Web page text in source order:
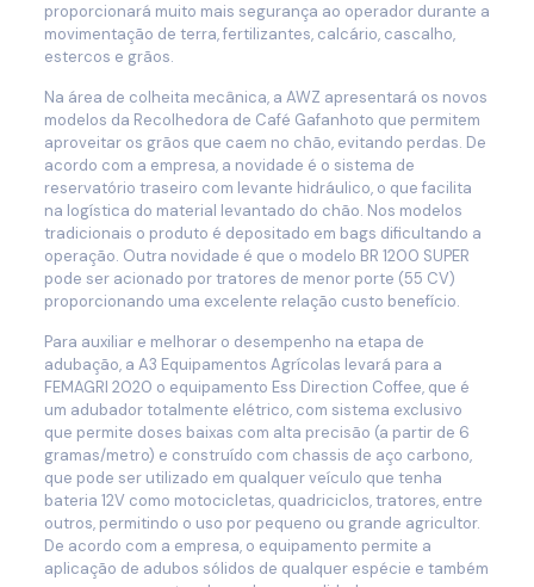
proporcionará muito mais segurança ao operador durante a
movimentação de terra, fertilizantes, calcário, cascalho,
estercos e grãos.
Na área de colheita mecânica, a AWZ apresentará os novos
modelos da Recolhedora de Café Gafanhoto que permitem
aproveitar os grãos que caem no chão, evitando perdas. De
acordo com a empresa, a novidade é o sistema de
reservatório traseiro com levante hidráulico, o que facilita
na logística do material levantado do chão. Nos modelos
tradicionais o produto é depositado em bags dificultando a
operação. Outra novidade é que o modelo BR 1200 SUPER
pode ser acionado por tratores de menor porte (55 CV)
proporcionando uma excelente relação custo benefício.
Para auxiliar e melhorar o desempenho na etapa de
adubação, a A3 Equipamentos Agrícolas levará para a
FEMAGRI 2020 o equipamento Ess Direction Coffee, que é
um adubador totalmente elétrico, com sistema exclusivo
que permite doses baixas com alta precisão (a partir de 6
gramas/metro) e construído com chassis de aço carbono,
que pode ser utilizado em qualquer veículo que tenha
bateria 12V como motocicletas, quadriciclos, tratores, entre
outros, permitindo o uso por pequeno ou grande agricultor.
De acordo com a empresa, o equipamento permite a
aplicação de adubos sólidos de qualquer espécie e também